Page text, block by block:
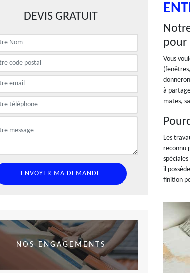
DEVIS GRATUIT
NOS ENGAGEMENTS
pour
Vous
à
mates,
Les
reconnu
il
finition